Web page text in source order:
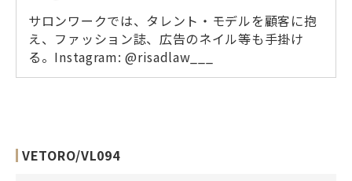
サロンワークでは、タレント・モデルを顧客に抱
え、ファッション誌、広告のネイル等も手掛け
る。Instagram:@risadlaw___
VETORO/VL094